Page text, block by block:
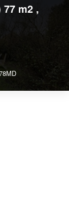
77 m2 ,